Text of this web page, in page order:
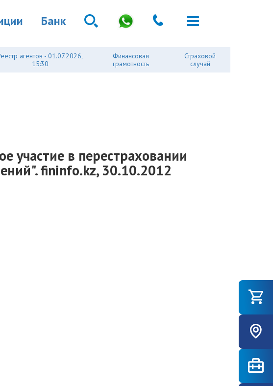
Банк
агентов - 01.07.2026,
15:30
Финансовая
грамотность
Страховой
случай
участие в перестраховании
fininfo.kz, 30.10.2012